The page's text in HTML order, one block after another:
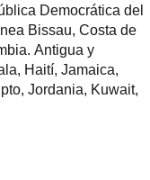
Democrática del
Bissau, Costa de
Antigua y
Haití, Jamaica,
Jordania, Kuwait,